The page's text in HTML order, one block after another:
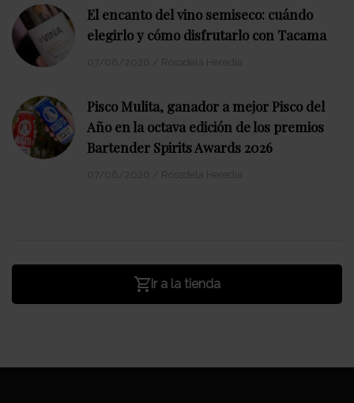
El encanto del vino semiseco: cuándo
elegirlo y cómo disfrutarlo con Tacama
Pisco Mulita, ganador a mejor Pisco del
Año en la octava edición de los premios
Bartender Spirits Awards 2026
Ir a la tienda